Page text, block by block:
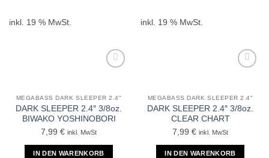
inkl. 19 % MwSt. inkl. 19 % MwSt.
MEGABASS DARK SLEEPER 2.4"
DARK SLEEPER 2.4″ 3/8oz.
BIWAKO YOSHINOBORI
7,99 € inkl. MwSt
IN DEN WARENKORB
MEGABASS DARK SLEEPER 2.4"
DARK SLEEPER 2.4″ 3/8oz.
CLEAR CHART
7,99 € inkl. MwSt
IN DEN WARENKORB